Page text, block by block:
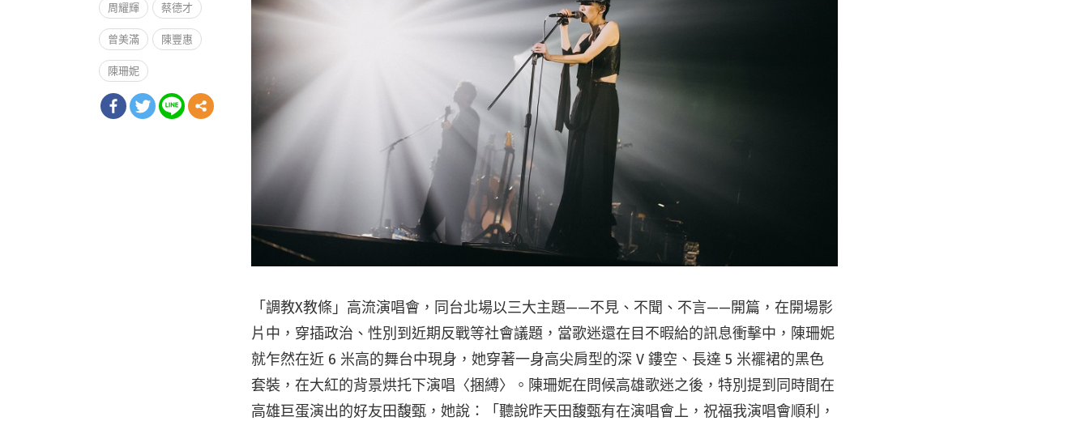
「調教X教條」高流演唱會，同台北場以三大主題——不見、不聞、不言——開篇，在開場影
片中，穿插政治、性別到近期反戰等社會議題，當歌迷還在目不暇給的訊息衝擊中，陳珊妮
就乍然在近 6 米高的舞台中現身，她穿著一身高尖肩型的深 V 鏤空、長達 5 米襬裙的黑色
套裝，在大紅的背景烘托下演唱〈捆縛〉。陳珊妮在問候高雄歌迷之後，特別提到同時間在
高雄巨蛋演出的好友田馥甄，她說：「聽說昨天田馥甄有在演唱會上，祝福我演唱會順利，
周耀輝 蔡德才
曾美滿 陳豐惠
陳珊妮